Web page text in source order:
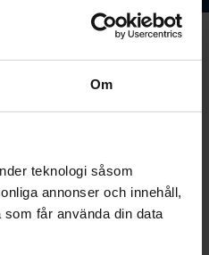
Om
teknologi såsom
annonser och innehåll,
får använda din data